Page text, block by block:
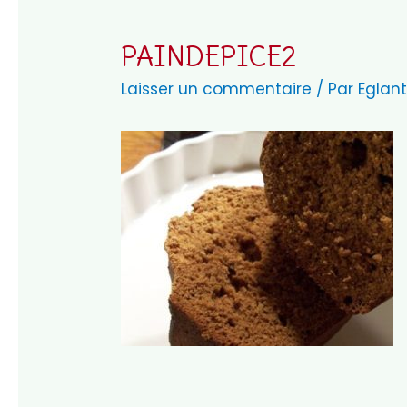
PAINDEPICE2
Laisser un commentaire / Par